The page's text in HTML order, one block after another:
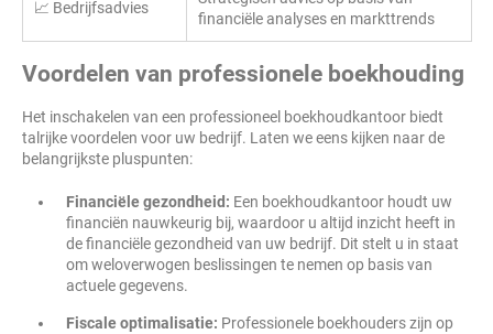
📈 Bedrijfsadvies
financiële analyses en markttrends
Voordelen van professionele boekhouding
Het inschakelen van een professioneel boekhoudkantoor biedt
talrijke voordelen voor uw bedrijf. Laten we eens kijken naar de
belangrijkste pluspunten:
Financiële gezondheid: Een boekhoudkantoor houdt uw
financiën nauwkeurig bij, waardoor u altijd inzicht heeft in
de financiële gezondheid van uw bedrijf. Dit stelt u in staat
om weloverwogen beslissingen te nemen op basis van
actuele gegevens.
Fiscale optimalisatie: Professionele boekhouders zijn op